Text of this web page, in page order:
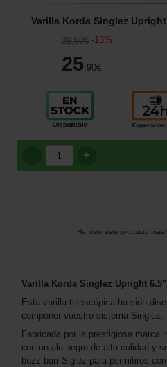
Varilla Korda Singlez
29,90€ -13%
25 ,90€
+
He visto este producto
Varilla Korda Singlez Upright
Esta varilla telescópica ha sido
componer vuestro sistema Singlez.
Fabricada por la prestigiosa marca
con un alu negro de alta calidad y
buzz barr Siglez para permitiros